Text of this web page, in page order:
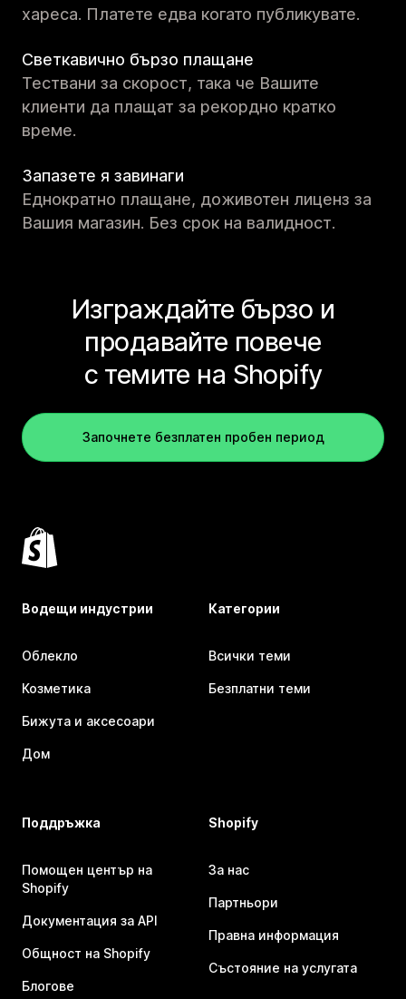
хареса. Платете едва когато публикувате.
Светкавично бързо плащане
Тествани за скорост, така че Вашите
клиенти да плащат за рекордно кратко
време.
Запазете я завинаги
Еднократно плащане, доживотен лиценз за
Вашия магазин. Без срок на валидност.
Изграждайте бързо и
продавайте повече
с темите на Shopify
Започнете безплатен пробен период
Водещи индустрии
Облекло
Козметика
Бижута и аксесоари
Дом
Категории
Всички теми
Безплатни теми
Поддръжка
Помощен център на
Shopify
Документация за API
Общност на Shopify
Блогове
Shopify
За нас
Партньори
Правна информация
Състояние на услугата